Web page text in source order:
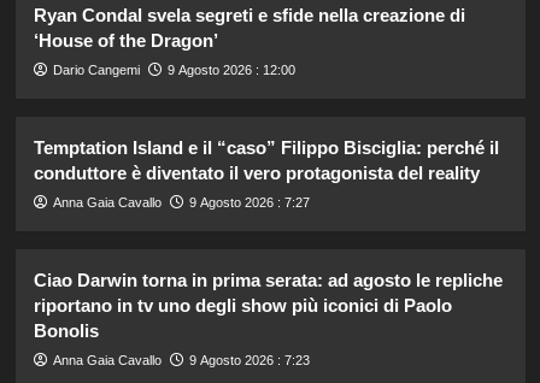
4
Sanremo Giovani: solo il vincitore
parteciperà ai Big nel 2027.
5
riconciliazione celebrata con il
primo post dopo la crisi.
cui si è pentita: “L’ho fatto
sciogliere”.
Ryan Condal svela segreti e sfide nella creazione di
‘House of the Dragon’
Dario Cangemi 9 Agosto 2026 : 12:00
Temptation Island e il “caso” Filippo Bisciglia: perché il
conduttore è diventato il vero protagonista del reality
Anna Gaia Cavallo 9 Agosto 2026 : 7:27
Ciao Darwin torna in prima serata: ad agosto le repliche
riportano in tv uno degli show più iconici di Paolo
Bonolis
Anna Gaia Cavallo 9 Agosto 2026 : 7:23